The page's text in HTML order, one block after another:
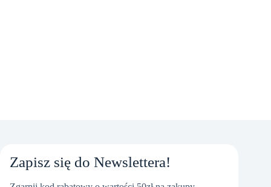
Zapisz się do Newslettera!